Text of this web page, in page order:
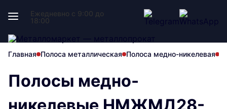
Ежедневно с 9:00 до
18:00
Главная Полоса металлическая Полоса медно-никелевая
Полосы медно-